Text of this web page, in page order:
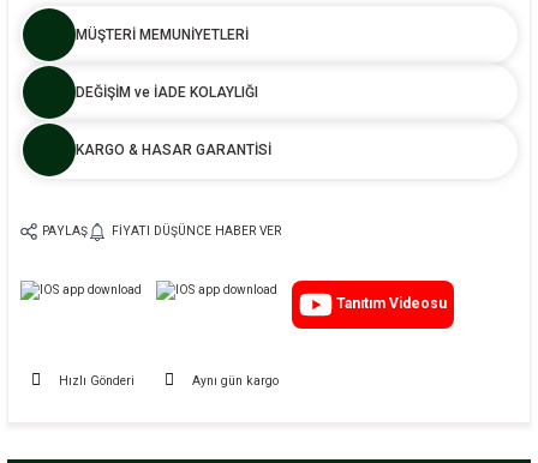
MÜŞTERİ MEMUNİYETLERİ
DEĞİŞİM ve İADE KOLAYLIĞI
KARGO & HASAR GARANTİSİ
PAYLAŞ FIYATI DÜŞÜNCE HABER VER
Tanıtım Videosu
Hızlı Gönderi Aynı gün kargo